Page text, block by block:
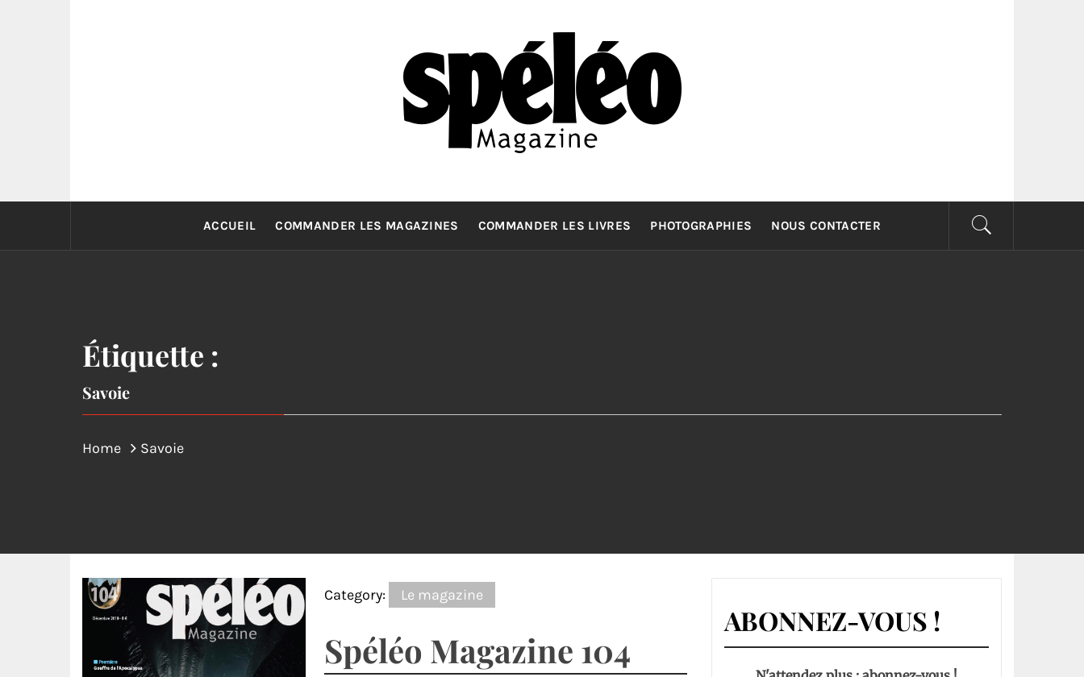
SPELEOMAG
La spéléologie d'exploration Grand Format
ACCUEIL COMMANDER LES MAGAZINES COMMANDER LES LIVRES PHOTOGRAPHIES NOUS CONTACTER
Étiquette :
Savoie
Home Savoie
Category: Le magazine
Spéléo Magazine 104
ABONNEZ-VOUS !